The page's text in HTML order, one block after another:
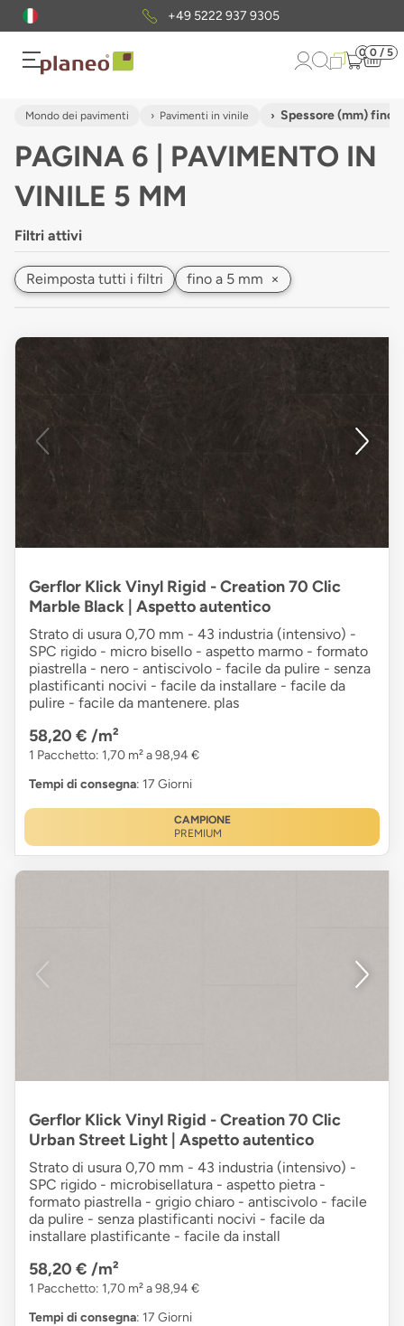
Pacchetto di campionigratuiti
0 0 / 5
Mondo dei pavimenti Pavimenti in vinile Spessore (mm) fino
PAGINA 6 | PAVIMENTO IN
VINILE 5 MM
Filtri attivi
Reimposta tutti i filtri fino a 5 mm ×
Gerflor Klick Vinyl Rigid - Creation 70 Clic
Marble Black | Aspetto autentico
Strato di usura 0,70 mm - 43 industria (intensivo) -
SPC rigido - micro bisello - aspetto marmo - formato
piastrella - nero - antiscivolo - facile da pulire - senza
plastificanti nocivi - facile da installare - facile da
pulire - facile da mantenere. plas
58,20 € /m²
1 Pacchetto: 1,70 m² a 98,94 €
Tempi di consegna: 17 Giorni
CAMPIONE
PREMIUM
Gerflor Klick Vinyl Rigid - Creation 70 Clic
Urban Street Light | Aspetto autentico
Strato di usura 0,70 mm - 43 industria (intensivo) -
SPC rigido - microbisellatura - aspetto pietra -
formato piastrella - grigio chiaro - antiscivolo - facile
da pulire - senza plastificanti nocivi - facile da
installare plastificante - facile da install
58,20 € /m²
1 Pacchetto: 1,70 m² a 98,94 €
Tempi di consegna: 17 Giorni